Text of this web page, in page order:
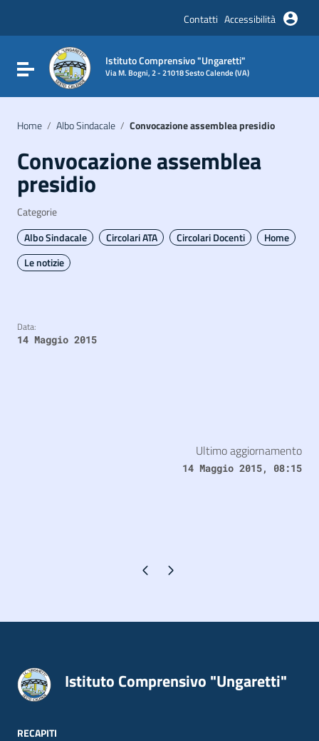
Vai al footer
Contatti Accessibilità
Attiva / disattiva la navigazione
Istituto Comprensivo "Ungaretti"
Via M. Bogni, 2 - 21018 Sesto Calende (VA)
Home / Albo Sindacale / Convocazione assemblea presidio
Convocazione assemblea
presidio
Categorie
Albo Sindacale
Circolari ATA Circolari Docenti
Home
Le notizie
Data:
14 Maggio 2015
Ultimo aggiornamento
14 Maggio 2015, 08:15
Pagina precedente
Pagina successiva
Istituto Comprensivo "Ungaretti"
RECAPITI